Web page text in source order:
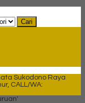
Cari
Sukodono Raya
CALL/WA: